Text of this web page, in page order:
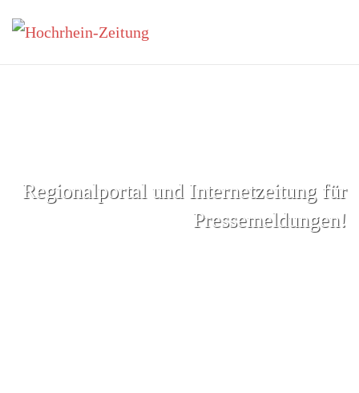
Zum Hauptinhalt springen
Regionalportal und Internetzeitung für
Pressemeldungen!